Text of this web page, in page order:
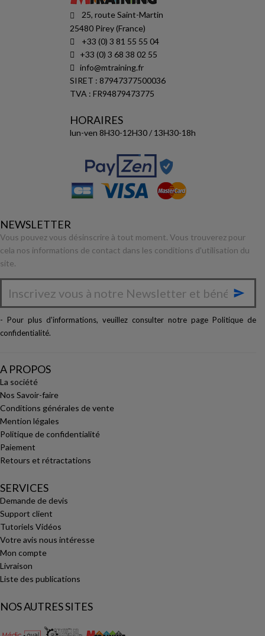
25, route Saint-Martin
25480 Pirey (France)
+33 (0) 3 81 55 55 04
+33 (0) 3 68 38 02 55
info@mtraining.fr
SIRET : 87947377500036
TVA : FR94879473775
HORAIRES
lun-ven 8H30-12H30 / 13H30-18h
NEWSLETTER
Vous pouvez vous désinscrire à tout moment. Vous trouverez pour
cela nos informations de contact dans les conditions d'utilisation du
site.

- Pour plus d'informations, veuillez consulter notre page Politique de
confidentialité.
A PROPOS
La société
Nos Savoir-faire
Conditions générales de vente
Mention légales
Politique de confidentialité
Paiement
Retours et rétractations
SERVICES
Demande de devis
Support client
Tutoriels Vidéos
Votre avis nous intéresse
Mon compte
Livraison
Liste des publications
NOS AUTRES SITES